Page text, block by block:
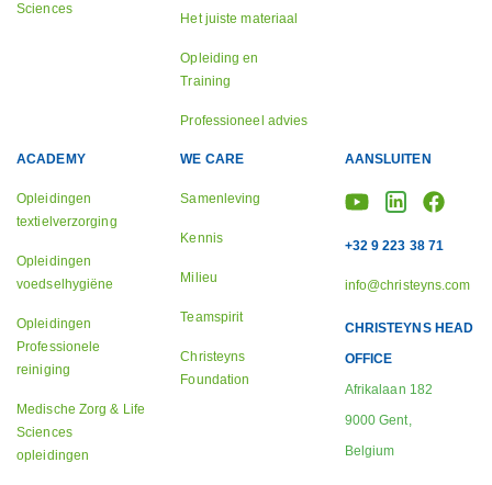
Sciences
Het juiste materiaal
Opleiding en
Training
Professioneel advies
ACADEMY
Opleidingen
textielverzorging
Opleidingen
voedselhygiëne
Opleidingen
Professionele
reiniging
Medische Zorg & Life
Sciences
opleidingen
WE CARE
Samenleving
Kennis
Milieu
Teamspirit
Christeyns
Foundation
AANSLUITEN
+32 9 223 38 71
info@christeyns.com
CHRISTEYNS HEAD
OFFICE
Afrikalaan 182
9000 Gent,
Belgium